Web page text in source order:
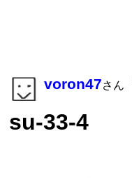
voron47さん
su-33-4